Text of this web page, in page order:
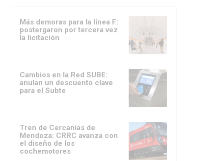
Más demoras para la línea F:
postergaron por tercera vez
la licitación
Cambios en la Red SUBE:
anulan un descuento clave
para el Subte
Tren de Cercanías de
Mendoza: CRRC avanza con
el diseño de los
cochemotores